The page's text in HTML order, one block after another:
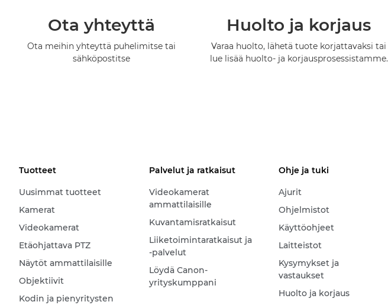
Ota yhteyttä
Ota meihin yhteyttä puhelimitse tai
sähköpostitse
Huolto ja korjaus
Varaa huolto, lähetä tuote korjattavaksi tai
lue lisää huolto- ja korjausprosessistamme.
Tuotteet
Uusimmat tuotteet
Kamerat
Videokamerat
Etäohjattava PTZ
Näytöt ammattilaisille
Objektiivit
Kodin ja pienyritysten
Palvelut ja ratkaisut
Videokamerat
ammattilaisille
Kuvantamisratkaisut
Liiketoimintaratkaisut ja
-palvelut
Löydä Canon-
yrityskumppani
Ohje ja tuki
Ajurit
Ohjelmistot
Käyttöohjeet
Laitteistot
Kysymykset ja
vastaukset
Huolto ja korjaus